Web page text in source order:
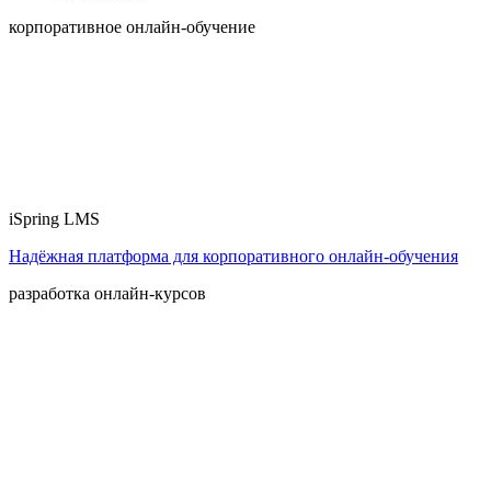
корпоративное онлайн-обучение
iSpring LMS
Надёжная платформа для корпоративного онлайн‑обучения
разработка онлайн-курсов